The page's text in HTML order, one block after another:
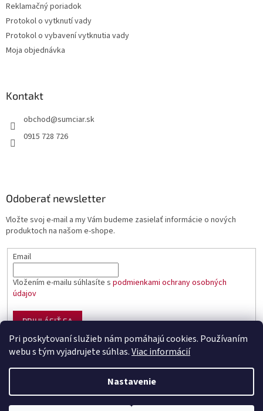
Pri poskytovaní služieb nám pomáhajú cookies. Používaním
webu s tým vyjadrujete súhlas.Viac informácií
Nastavenie
Reklamačný poriadok
Protokol o vytknutí vady
Protokol o vybavení vytknutia vady
Moja objednávka
Kontakt
obchod@sumciar.sk
0915 728 726
Odoberať newsletter
Vložte svoj e-mail a my Vám budeme zasielať informácie o nových
produktoch na našom e-shope.
Email
Vložením e-mailu súhlasíte s podmienkami ochrany osobných
údajov
PRIHLÁSIŤ SA
Copyright 2026Sumciar - rybárske potreby. Všetky práva